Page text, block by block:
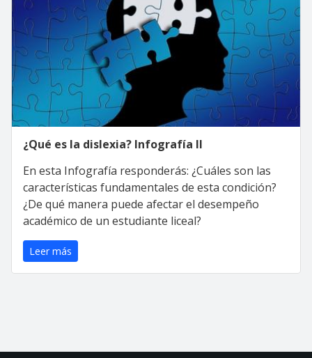
¿Qué es la dislexia? Infografía II
En esta Infografía responderás: ¿Cuáles son las
características fundamentales de esta condición?
¿De qué manera puede afectar el desempeño
académico de un estudiante liceal?
Leer más